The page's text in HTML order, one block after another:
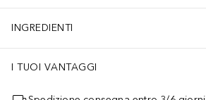
INGREDIENTI
I TUOI VANTAGGI